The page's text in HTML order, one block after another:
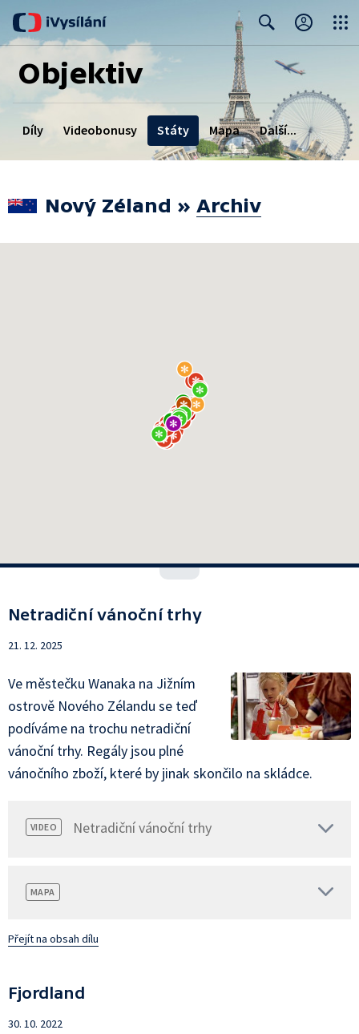
Objektiv
Díly Videobonusy Státy Mapa Další...
Nový Zéland » Archiv
Netradiční vánoční trhy
21. 12. 2025
Ve městečku Wanaka na Jižním
ostrově Nového Zélandu se teď
podíváme na trochu netradiční
vánoční trhy. Regály jsou plné
vánočního zboží, které by jinak skončilo na skládce.
VIDEO Netradiční vánoční trhy
MAPA
Přejít na obsah dílu
Fjordland
30. 10. 2022